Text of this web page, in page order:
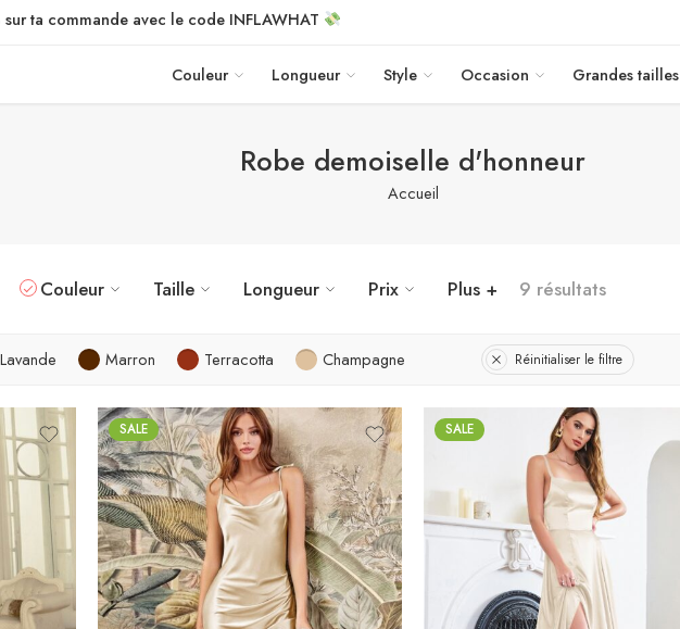
sur ta commande avec le code INFLAWHAT
Couleur Longueur Style Occasion Grandes tailles
Robe demoiselle d'honneur
Accueil
Couleur Taille Longueur Prix Plus + 9 résultats
Lavande Marron Terracotta Champagne Réinitialiser le filtre
SALE SALE